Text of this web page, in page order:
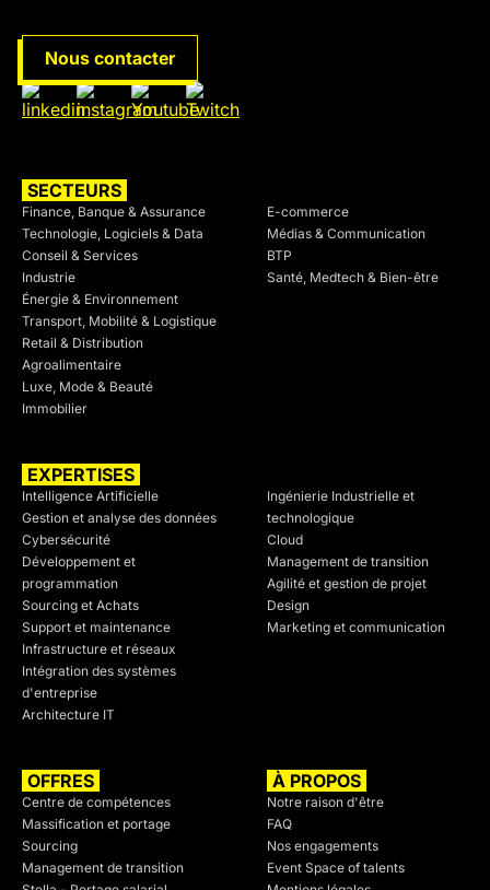
SECTEURS
Finance, Banque & Assurance
Technologie, Logiciels & Data
Conseil & Services
Industrie
Énergie & Environnement
Transport, Mobilité & Logistique
Retail & Distribution
Agroalimentaire
Luxe, Mode & Beauté
Immobilier
E-commerce
Médias & Communication
BTP
Santé, Medtech & Bien-être
EXPERTISES
Intelligence Artificielle
Gestion et analyse des données
Cybersécurité
Développement et
programmation
Sourcing et Achats
Support et maintenance
Infrastructure et réseaux
Intégration des systèmes
d'entreprise
Architecture IT
Ingénierie Industrielle et
technologique
Cloud
Management de transition
Agilité et gestion de projet
Design
Marketing et communication
Nous contacter
OFFRES
Centre de compétences
Massification et portage
Sourcing
Management de transition
À PROPOS
Notre raison d'être
FAQ
Nos engagements
Event Space of talents